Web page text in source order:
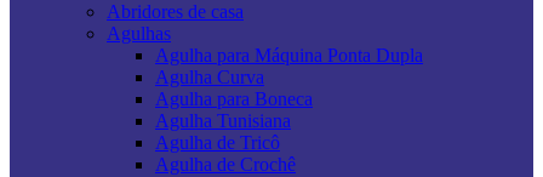
Abridores de casa
Agulhas
Agulha para Máquina Ponta Dupla
Agulha Curva
Agulha para Boneca
Agulha Tunisiana
Agulha de Tricô
Agulha de Crochê